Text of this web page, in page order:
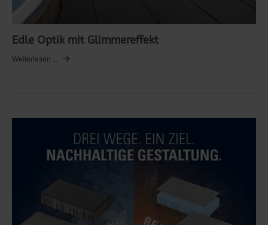
Edle Optik mit Glimmereffekt
Weiterlesen …